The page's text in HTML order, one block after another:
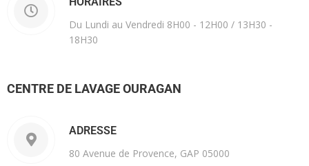
Du Lundi au Vendredi 8H00 - 12H00 / 13H30 -
18H30
CENTRE DE LAVAGE OURAGAN
ADRESSE
80 Avenue de Provence, GAP 05000